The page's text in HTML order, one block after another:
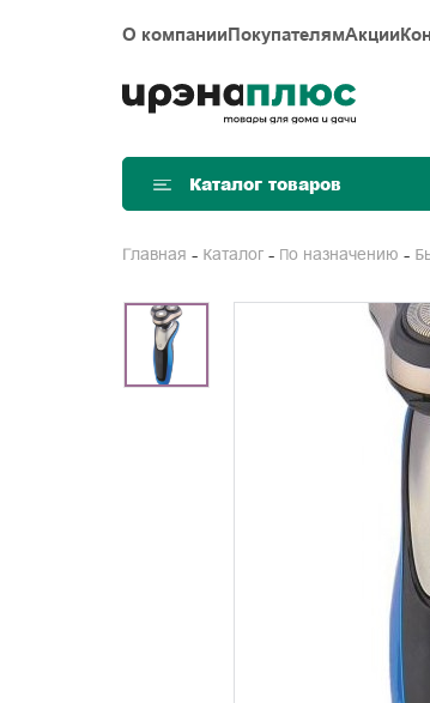
О компанииПокупателямАкции
Каталог товаров
Главная Каталог По назначению